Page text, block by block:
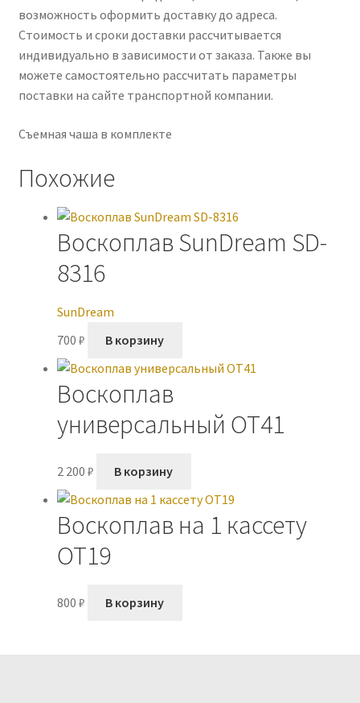
возможность оформить доставку до адреса.
Стоимость и сроки доставки рассчитывается
индивидуально в зависимости от заказа. Также вы
можете самостоятельно рассчитать параметры
поставки на сайте транспортной компании.
Съемная чаша в комплекте
Похожие
Воскоплав SunDream SD-
8316
SunDream
700 ₽ В корзину
Воскоплав
универсальный OT41
2 200 ₽ В корзину
Воскоплав на 1 кассету
OT19
800 ₽ В корзину